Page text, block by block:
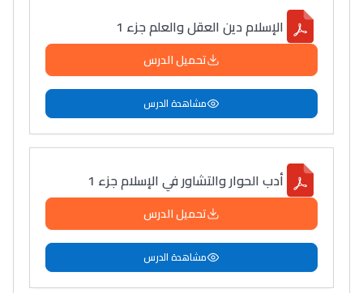
الإسلام دين العقل والعلم جزء 1
تحميل الدرس
مشاهدة الدرس
أدب الحوار والتشاور في الإسلام جزء 1
تحميل الدرس
مشاهدة الدرس